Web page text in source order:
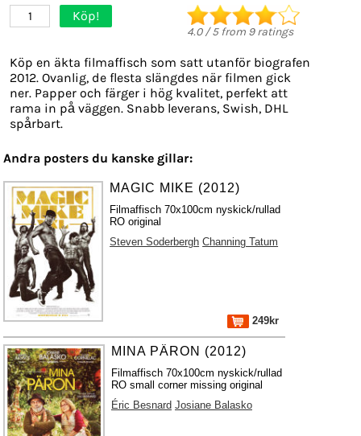
1 Köp!
4.0/5from 9ratings
Köp en äkta filmaffisch som satt utanför biografen
2012. Ovanlig, de flesta slängdes när filmen gick
ner. Papper och färger i hög kvalitet, perfekt att
rama in på väggen. Snabb leverans, Swish, DHL
spårbart.
Andra posters du kanske gillar:
MAGIC MIKE (2012)
Filmaffisch 70x100cm nyskick/rullad
RO original
Steven Soderbergh Channing Tatum
249kr
MINA PÄRON (2012)
Filmaffisch 70x100cm nyskick/rullad
RO small corner missing original
Éric Besnard Josiane Balasko